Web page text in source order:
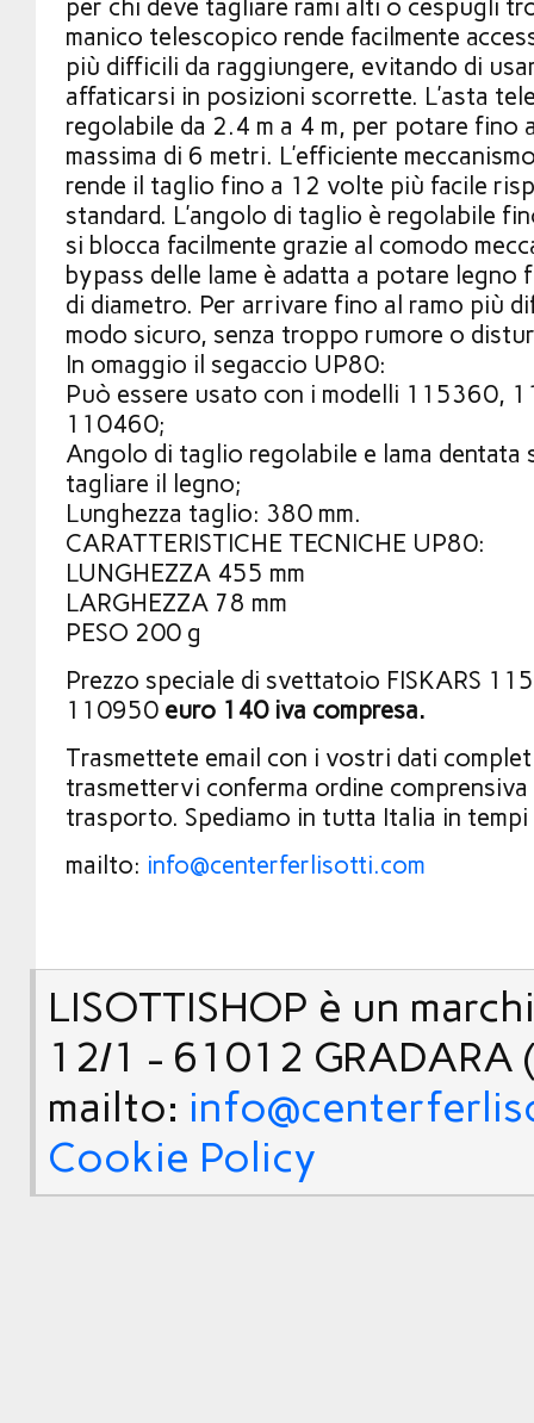
per chi deve tagliare rami alti o cespugli
manico telescopico rende facilmente
più difficili da raggiungere, evitando di
affaticarsi in posizioni scorrette. L’asta
regolabile da 2.4 m a 4 m, per potare fino
massima di 6 metri. L’efficiente
rende il taglio fino a 12 volte più facile
standard. L’angolo di taglio è regolabile
si blocca facilmente grazie al comodo
bypass delle lame è adatta a potare legno
di diametro. Per arrivare fino al ramo più
modo sicuro, senza troppo rumore o
In omaggio il segaccio UP80:
Può essere usato con i modelli 115360,
110460;
Angolo di taglio regolabile e lama dentata
tagliare il legno;
Lunghezza taglio: 380 mm.
CARATTERISTICHE TECNICHE UP80:
LUNGHEZZA 455 mm
LARGHEZZA 78 mm
PESO 200 g
Prezzo speciale di svettatoio FISKARS
110950 euro 140 iva compresa.
Trasmettete email con i vostri dati
trasmettervi conferma ordine
trasporto. Spediamo in tutta Italia in tempi
mailto: info@centerferlisotti.com
LISOTTISHOP è un
12/1 - 61012
mailto:
Cookie Policy